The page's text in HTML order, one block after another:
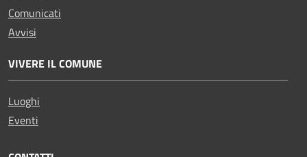
Comunicati
Avvisi
VIVERE IL COMUNE
Luoghi
Eventi